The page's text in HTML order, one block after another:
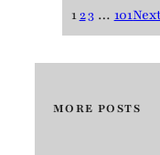
123 … 101
MORE POSTS